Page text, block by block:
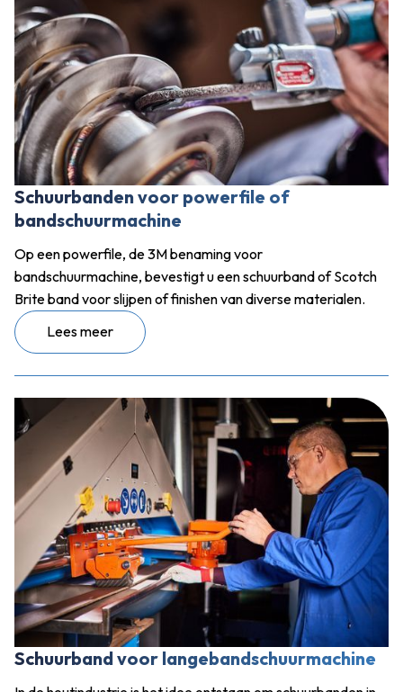
Schuurbanden voor powerfile of
bandschuurmachine
Op een powerfile, de 3M benaming voor
bandschuurmachine, bevestigt u een schuurband of Scotch
Brite band voor slijpen of finishen van diverse materialen.
Lees meer
Schuurband voor langebandschuurmachine